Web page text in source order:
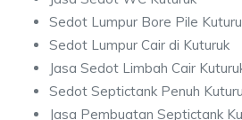
Sedot Lumpur Bore Pile
Sedot Lumpur Cair di Kuturuk
Jasa Sedot Limbah Cair
Sedot Septictank Penuh
Jasa Pembuatan Septictank